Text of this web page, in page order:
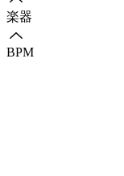
楽器
BPM